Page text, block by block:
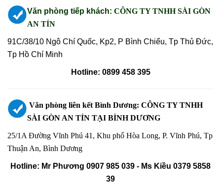
Văn phòng tiếp khách: CÔNG TY TNHH SÀI GÒN
AN TÍN
91C/38/10 Ngô Chí Quốc, Kp2, P Bình Chiểu, Tp Thủ Đức,
Tp Hồ Chí Minh
Hotline: 0899 458 395
Văn phòng liên kết Bình Dương: CÔNG TY TNHH
SÀI GÒN AN TÍN TẠI BÌNH DƯƠNG
25/1A Đường Vĩnh Phú 41, Khu phố Hòa Long, P. Vĩnh Phú, Tp
Thuận An, Bình Dương
Hotline: Mr Phương 0907 985 039 - Ms Kiều 0379 5858
39